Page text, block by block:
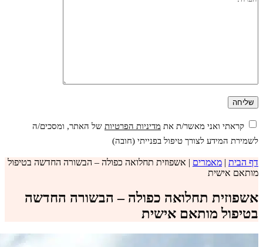
קראתי ואני מאשר/ת את מדיניות הפרטיות של האתר, ומסכים/ה
לשמירת המידע לצורך טיפול בפנייתי (חובה)
דף הבית | מאמרים | אשפוזית תחלואה כפולה – הבשורה החדשה בטיפול
מותאם אישית
אשפוזית תחלואה כפולה – הבשורה החדשה
בטיפול מותאם אישית